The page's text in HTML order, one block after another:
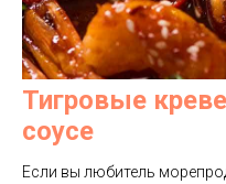
Тигровые
соусе
Если вы любитель